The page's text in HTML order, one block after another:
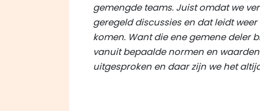
gemengde teams. Juist omdat we
geregeld discussies en dat leidt
komen. Want die ene gemene deler
vanuit bepaalde normen en
uitgesproken en daar zijn we het